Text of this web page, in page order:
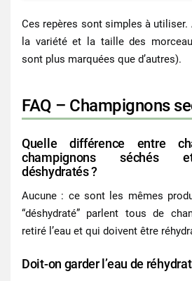
Ces repères sont simples à
la variété et la taille des
sont plus marquées que d’autres).
FAQ – Champignons
Quelle différence entre
champignons séchés
déshydratés ?
Aucune : ce sont les mêmes
“déshydraté” parlent tous de
retiré l’eau et qui doivent être
Doit-on garder l’eau de